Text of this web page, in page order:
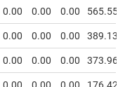
0.00 0.00 0.00 565.55
0.00 0.00 0.00 389.13
0.00 0.00 0.00 373.96